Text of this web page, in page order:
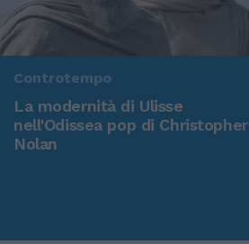
Controtempo
La modernità di Ulisse
nell'Odissea pop di Christopher
Nolan